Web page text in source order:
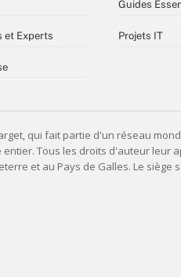
et Experts
Guides
Projets IT